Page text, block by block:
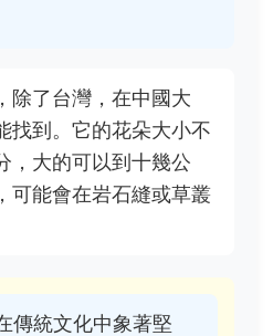
除了台灣，在中國大
找到。它的花朵大小不
，大的可以到十幾公
可能會在岩石縫或草叢
傳統文化中象著堅